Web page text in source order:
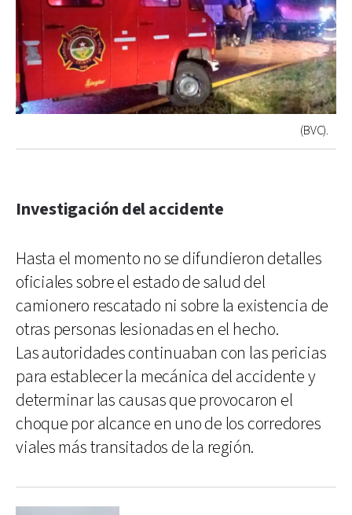
(BVC).
Investigación del accidente
Hasta el momento no se difundieron detalles
oficiales sobre el estado de salud del
camionero rescatado ni sobre la existencia de
otras personas lesionadas en el hecho.
Las autoridades continuaban con las pericias
para establecer la mecánica del accidente y
determinar las causas que provocaron el
choque por alcance en uno de los corredores
viales más transitados de la región.